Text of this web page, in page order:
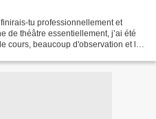
tu professionnellement et
de théâtre essentiellement, j’ai été
cours, beaucoup d'observation et la